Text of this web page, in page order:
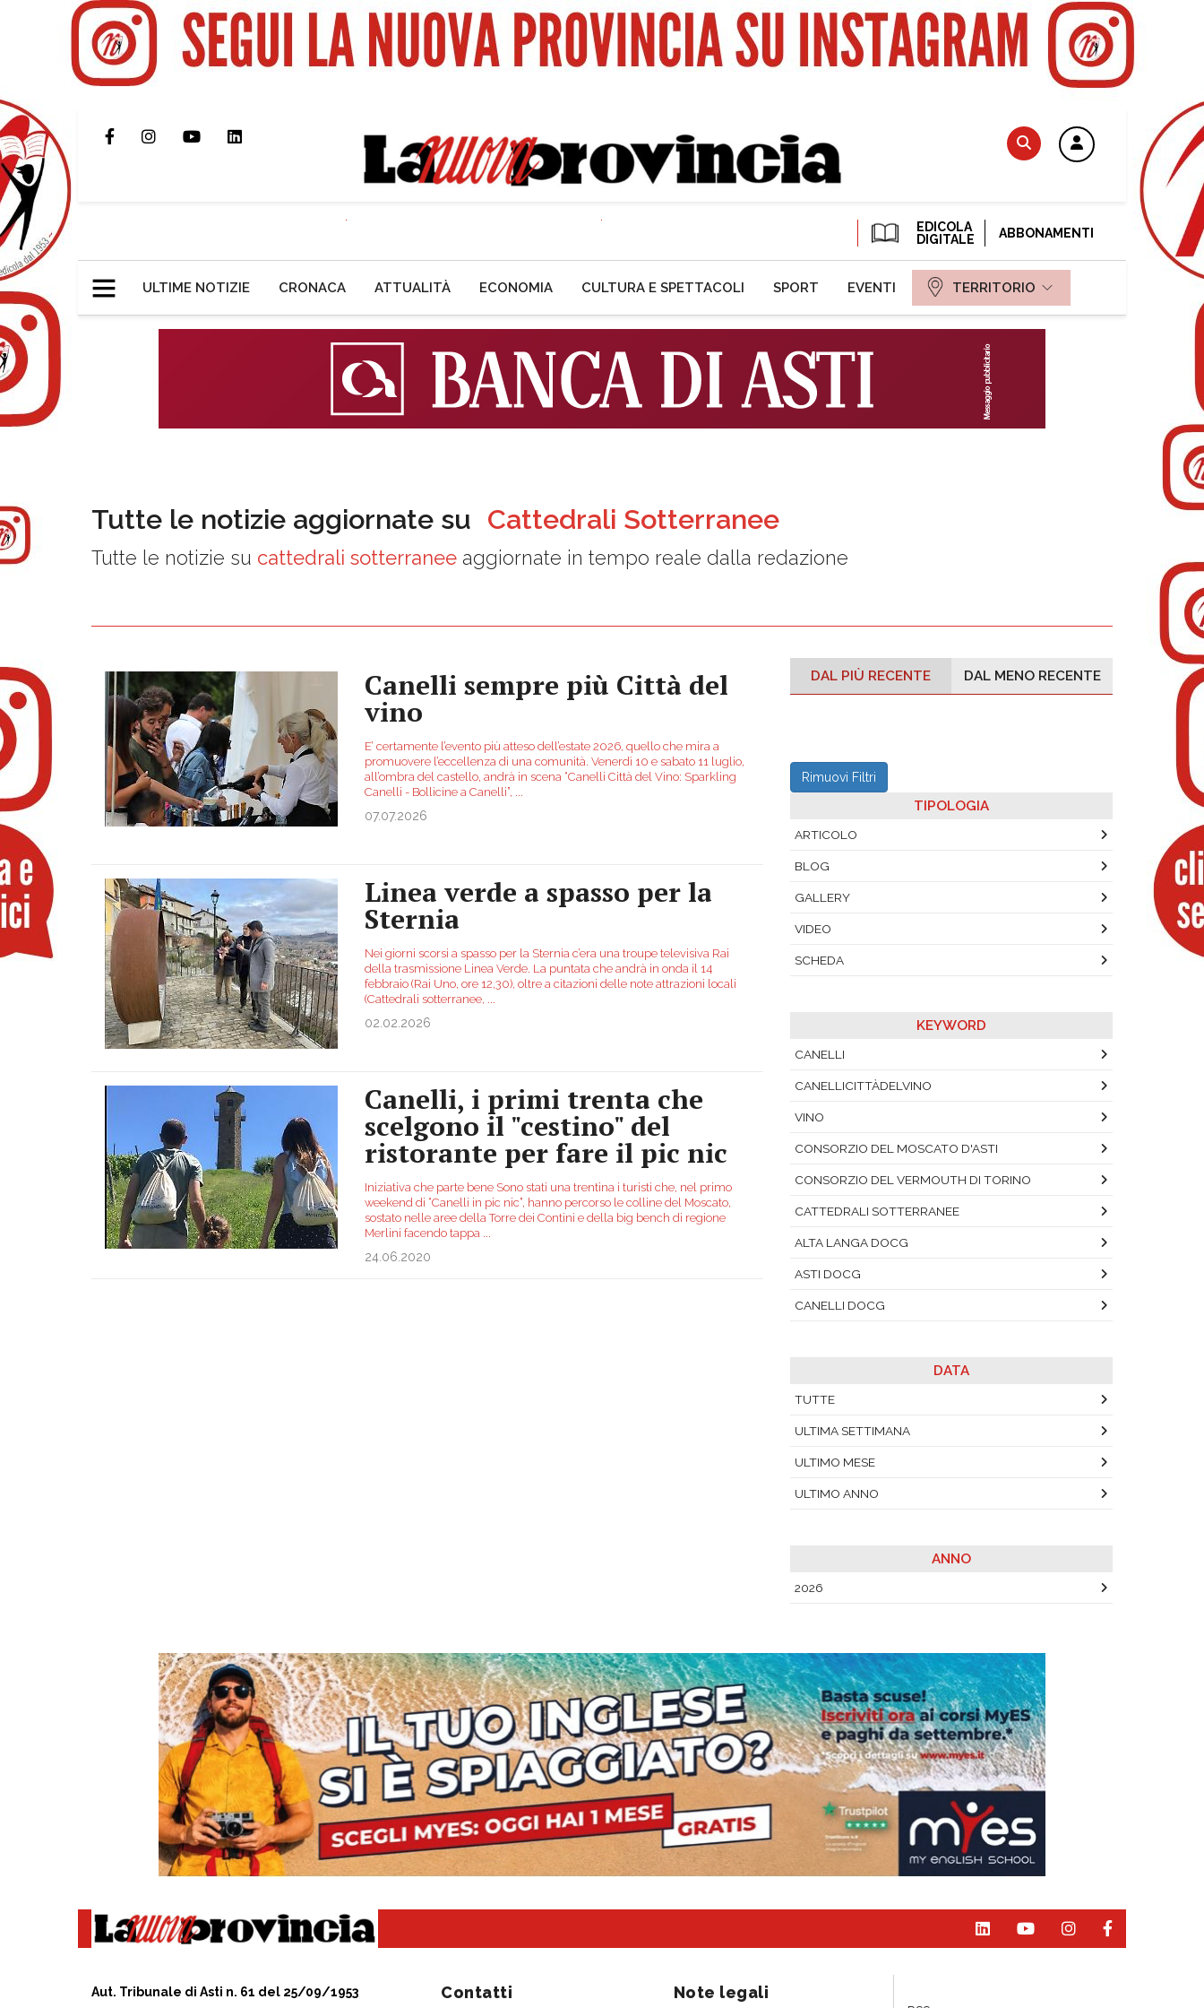
EDICOLA
DIGITALE
ABBONAMENTI
ULTIME NOTIZIE CRONACA ATTUALITÀ ECONOMIA CULTURA E SPETTACOLI SPORT EVENTI TERRITORIO
Tutte le notizie aggiornate su Cattedrali Sotterranee
Tutte le notizie su cattedrali sotterranee aggiornate in tempo reale dalla redazione
Canelli sempre più Città del
vino
E’ certamente l’evento più atteso dell’estate 2026, quello che mira a
promuovere l’eccellenza di una comunità. Venerdì 10 e sabato 11 luglio,
all’ombra del castello, andrà in scena “Canelli Città del Vino: Sparkling
Canelli - Bollicine a Canelli”,
07.07.2026
Linea verde a spasso per la
Sternia
Nei giorni scorsi a spasso per la Sternia c’era una troupe televisiva Rai
della trasmissione Linea Verde. La puntata che andrà in onda il 14
febbraio (Rai Uno, ore 12,30), oltre a citazioni delle note attrazioni locali
(Cattedrali sotterranee,
02.02.2026
Canelli, i primi trenta che
scelgono il "cestino" del
ristorante per fare il pic nic
Iniziativa che parte bene Sono stati una trentina i turisti che, nel primo
weekend di “Canelli in pic nic”, hanno percorso le colline del Moscato,
sostato nelle aree della Torre dei Contini e della big bench di regione
Merlini facendo tappa
24.06.2020
DAL PIÙ RECENTE DAL MENO RECENTE
Rimuovi Filtri
TIPOLOGIA
ARTICOLO
BLOG
GALLERY
VIDEO
SCHEDA
KEYWORD
CANELLI
CANELLICITTÀDELVINO
VINO
CONSORZIO DEL MOSCATO D'ASTI
CONSORZIO DEL VERMOUTH DI TORINO
CATTEDRALI SOTTERRANEE
ALTA LANGA DOCG
ASTI DOCG
CANELLI DOCG
DATA
TUTTE
ULTIMA SETTIMANA
ULTIMO MESE
ULTIMO ANNO
ANNO
2026
Aut. Tribunale di Asti n. 61 del 25/09/1953 Contatti Note legali